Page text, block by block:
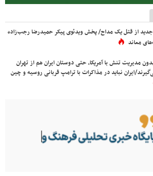
از قتل یک مداح/ پخش ویدئوی پیکر حمیدرضا رجب‌زاده
معاند
مدیریت تنش با آمریکا، حتی دوستان ایران هم از تهران
ایران نباید در مذاکرات با ترامپ قربانی روسیه و چین